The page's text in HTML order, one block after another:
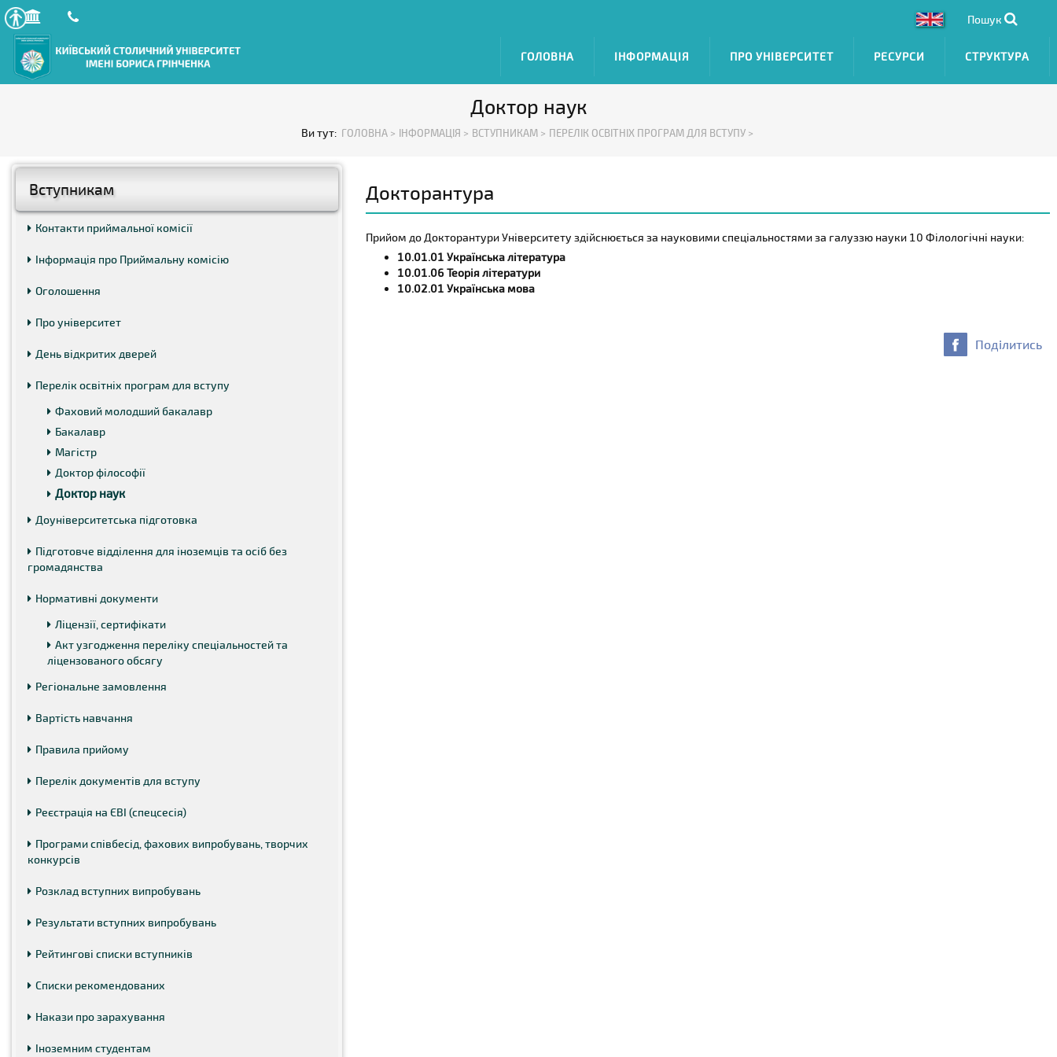
Пошук
ГОЛОВНА ІНФОРМАЦІЯ ПРО УНІВЕРСИТЕТ РЕСУРСИ СТРУКТУРА
Доктор наук
Ви тут: ГОЛОВНА > ІНФОРМАЦІЯ > ВСТУПНИКАМ > ПЕРЕЛІК ОСВІТНІХ ПРОГРАМ ДЛЯ ВСТУПУ >
Вступникам
Контакти приймальної комісії
Інформація про Приймальну комісію
Оголошення
Про університет
День відкритих дверей
Перелік освітніх програм для вступу
Фаховий молодший бакалавр
Бакалавр
Магістр
Доктор філософії
Доктор наук
Доуніверситетська підготовка
Підготовче відділення для іноземців та осіб без
громадянства
Нормативні документи
Ліцензії, сертифікати
Акт узгодження переліку спеціальностей та
ліцензованого обсягу
Регіональне замовлення
Вартість навчання
Правила прийому
Перелік документів для вступу
Реєстрація на ЄВІ (спецсесія)
Програми співбесід, фахових випробувань, творчих
конкурсів
Розклад вступних випробувань
Результати вступних випробувань
Рейтингові списки вступників
Списки рекомендованих
Накази про зарахування
Іноземним студентам
Докторантура
Прийом до Докторантури Університету здійснюється за науковими спеціальностями за галуззю науки 10 Філологічні науки:
10.01.01 Українська література
10.01.06 Теорія літератури
10.02.01 Українська мова
Поділитись